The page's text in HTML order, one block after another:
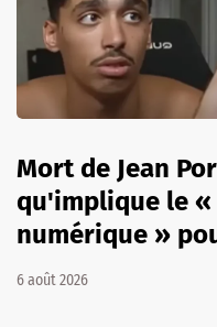
Mort de Jean
qu'implique le
numérique »
6 août 2026